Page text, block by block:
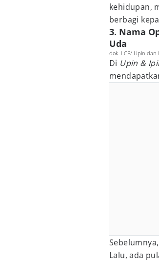
kehidupan,
berbagi
3. Nama
Uda
dok. LCP/ Upin dan
Di Upin &
Lalu, ada